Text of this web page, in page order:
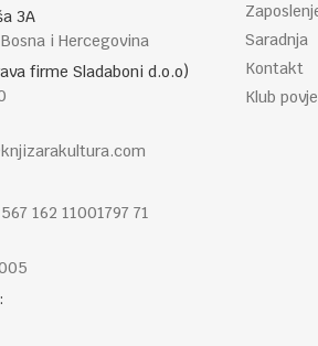
3A
i Hercegovina
firme Sladaboni d.o.o)
162 11001797 71
Saradnja
Kontakt
Klub